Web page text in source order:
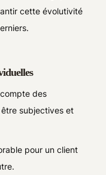
cette évolutivité
des
subjectives et
pour un client